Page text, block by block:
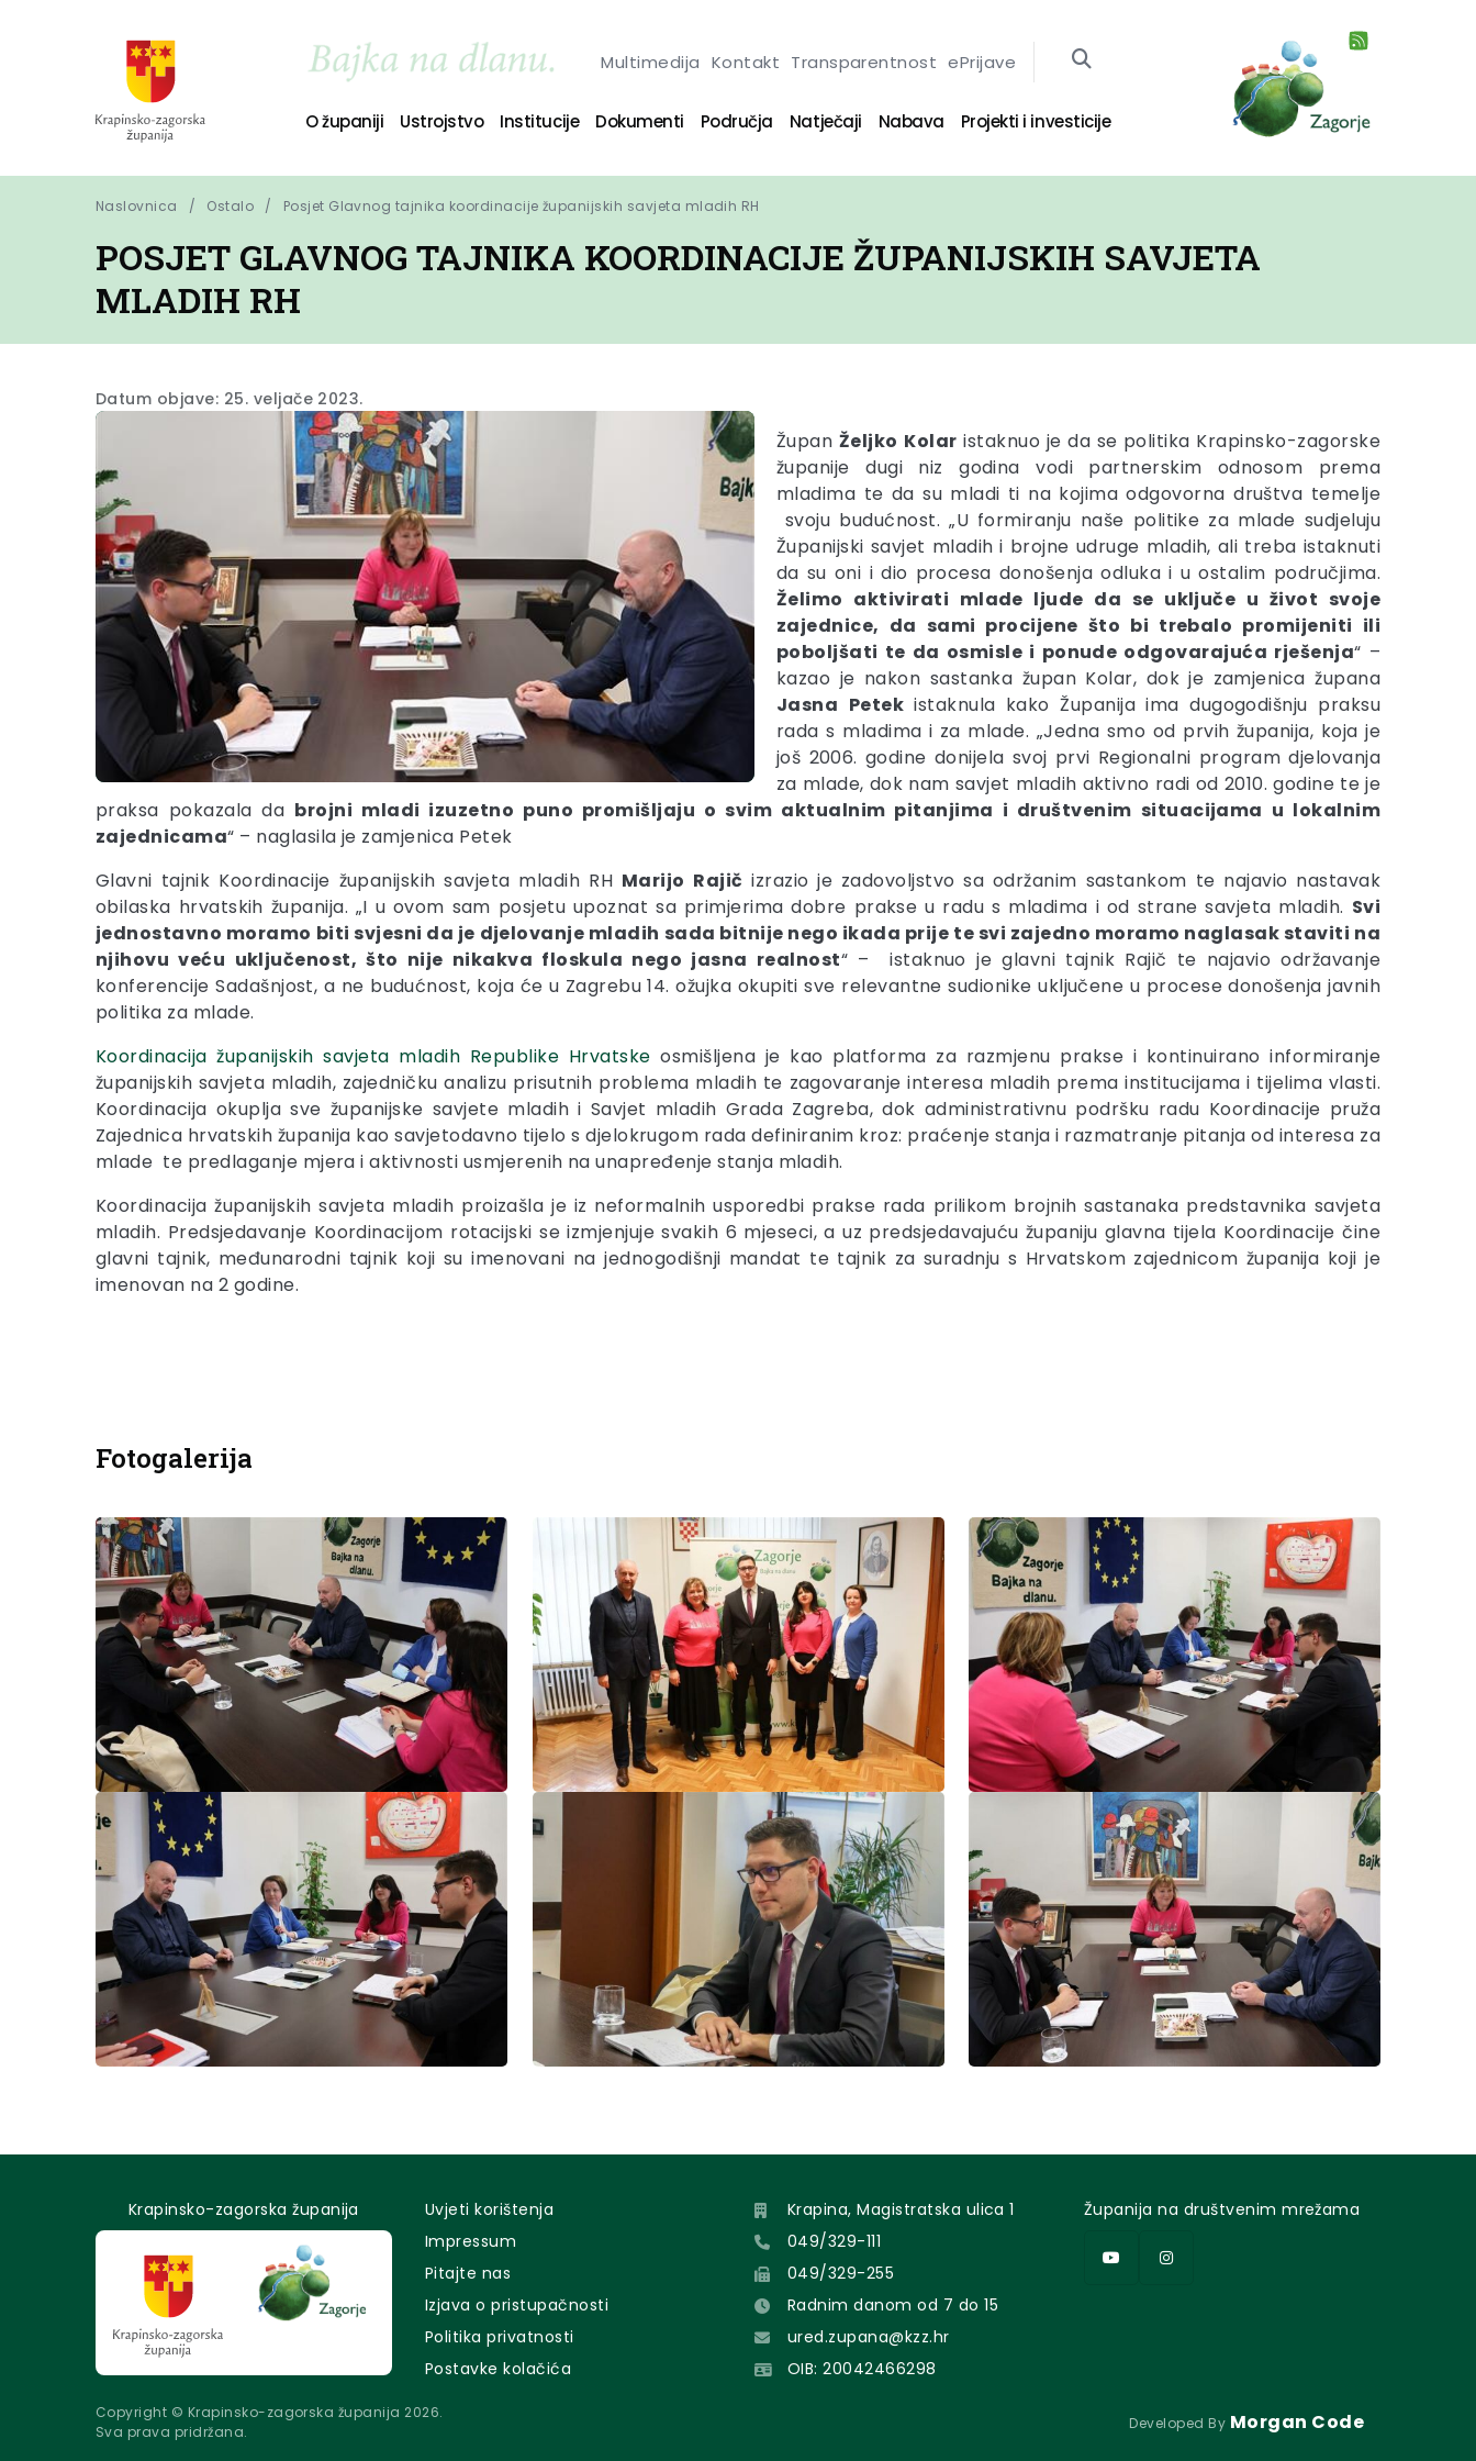
Multimedija Kontakt Transparentnost ePrijave
O županiji Ustrojstvo Institucije Dokumenti Područja Natječaji Nabava Projekti i investicije
Naslovnica Ostalo Posjet Glavnog tajnika koordinacije županijskih savjeta mladih RH
POSJET GLAVNOG TAJNIKA KOORDINACIJE ŽUPANIJSKIH SAVJETA
MLADIH RH
Datum objave: 25. veljače 2023.
Župan Željko Kolar istaknuo je da se politika Krapinsko-zagorske
županije dugi niz godina vodi partnerskim odnosom prema
mladima te da su mladi ti na kojima odgovorna društva temelje
svoju budućnost. „U formiranju naše politike za mlade sudjeluju
Županijski savjet mladih i brojne udruge mladih, ali treba istaknuti
da su oni i dio procesa donošenja odluka i u ostalim područjima.
Želimo aktivirati mlade ljude da se uključe u život svoje
zajednice, da sami procijene što bi trebalo promijeniti ili
poboljšati te da osmisle i ponude odgovarajuća rješenja“ –
kazao je nakon sastanka župan Kolar, dok je zamjenica župana
Jasna Petek istaknula kako Županija ima dugogodišnju praksu
rada s mladima i za mlade. „Jedna smo od prvih županija, koja je
još 2006. godine donijela svoj prvi Regionalni program djelovanja
za mlade, dok nam savjet mladih aktivno radi od 2010. godine te je
praksa pokazala da brojni mladi izuzetno puno promišljaju o svim aktualnim pitanjima i društvenim situacijama u lokalnim
zajednicama“ – naglasila je zamjenica Petek
Glavni tajnik Koordinacije županijskih savjeta mladih RH Marijo Rajič izrazio je zadovoljstvo sa održanim sastankom te najavio nastavak
obilaska hrvatskih županija. „I u ovom sam posjetu upoznat sa primjerima dobre prakse u radu s mladima i od strane savjeta mladih. Svi
jednostavno moramo biti svjesni da je djelovanje mladih sada bitnije nego ikada prije te svi zajedno moramo naglasak staviti na
njihovu veću uključenost, što nije nikakva floskula nego jasna realnost“ – istaknuo je glavni tajnik Rajič te najavio održavanje
konferencije Sadašnjost, a ne budućnost, koja će u Zagrebu 14. ožujka okupiti sve relevantne sudionike uključene u procese donošenja javnih
politika za mlade.
Koordinacija županijskih savjeta mladih Republike Hrvatske osmišljena je kao platforma za razmjenu prakse i kontinuirano informiranje
županijskih savjeta mladih, zajedničku analizu prisutnih problema mladih te zagovaranje interesa mladih prema institucijama i tijelima vlasti.
Koordinacija okuplja sve županijske savjete mladih i Savjet mladih Grada Zagreba, dok administrativnu podršku radu Koordinacije pruža
Zajednica hrvatskih županija kao savjetodavno tijelo s djelokrugom rada definiranim kroz: praćenje stanja i razmatranje pitanja od interesa za
mlade te predlaganje mjera i aktivnosti usmjerenih na unapređenje stanja mladih.
Koordinacija županijskih savjeta mladih proizašla je iz neformalnih usporedbi prakse rada prilikom brojnih sastanaka predstavnika savjeta
mladih. Predsjedavanje Koordinacijom rotacijski se izmjenjuje svakih 6 mjeseci, a uz predsjedavajuću županiju glavna tijela Koordinacije čine
glavni tajnik, međunarodni tajnik koji su imenovani na jednogodišnji mandat te tajnik za suradnju s Hrvatskom zajednicom županija koji je
imenovan na 2 godine.
Fotogalerija
Krapinsko-zagorska županija
Uvjeti korištenja
Impressum
Pitajte nas
Izjava o pristupačnosti
Politika privatnosti
Postavke kolačića
Krapina, Magistratska ulica 1
049/329-111
049/329-255
Radnim danom od 7 do 15
ured.zupana@kzz.hr
OIB: 20042466298
Županija na društvenim mrežama
Copyright © Krapinsko-zagorska županija 2026.
Sva prava pridržana.
Developed By Morgan Code